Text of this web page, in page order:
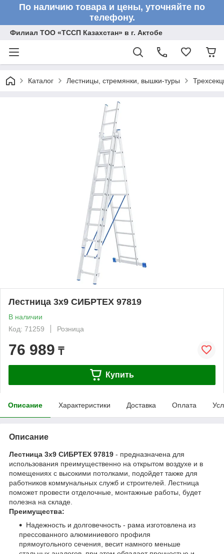
По наличию товара и цены, уточняйте по
телефону.
Филиал ТОО «ТССП Казахстан» в г. Актобе
Каталог Лестницы, стремянки, вышки-туры
Лестница 3х9 СИБРТЕХ 97819
В наличии
Код: 71259
Розница
76 989 ₸
Купить
Описание Характеристики Доставка Оплата
Описание
Лестница 3х9 СИБРТЕХ 97819 - предназначена для
использования преимущественно на открытом воздухе и в
помещениях с высокими потолками, подойдет также для
работников коммунальных служб и строителей. Лестница
поможет провести отделочные, монтажные работы, будет
полезна на складе.
Преимущества:
Надежность и долговечность - рама изготовлена из
прессованного алюминиевого профиля
прямоугольного сечения, весит намного меньше